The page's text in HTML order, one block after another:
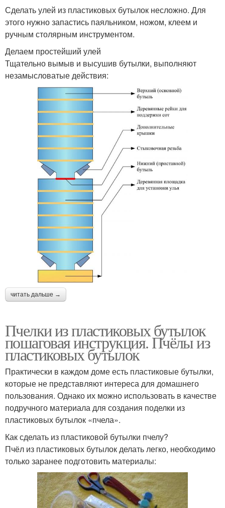
Сделать улей из пластиковых бутылок несложно. Для
этого нужно запастись паяльником, ножом, клеем и
ручным столярным инструментом.
Делаем простейший улей
Тщательно вымыв и высушив бутылки, выполняют
незамысловатые действия:
читать дальше →
Пчелки из пластиковых бутылок
пошаговая инструкция. Пчёлы из
пластиковых бутылок
Практически в каждом доме есть пластиковые бутылки,
которые не представляют интереса для домашнего
пользования. Однако их можно использовать в качестве
подручного материала для создания поделки из
пластиковых бутылок «пчела».
Как сделать из пластиковой бутылки пчелу?
Пчёл из пластиковых бутылок делать легко, необходимо
только заранее подготовить материалы: